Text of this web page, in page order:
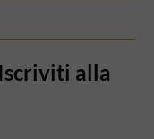
alla